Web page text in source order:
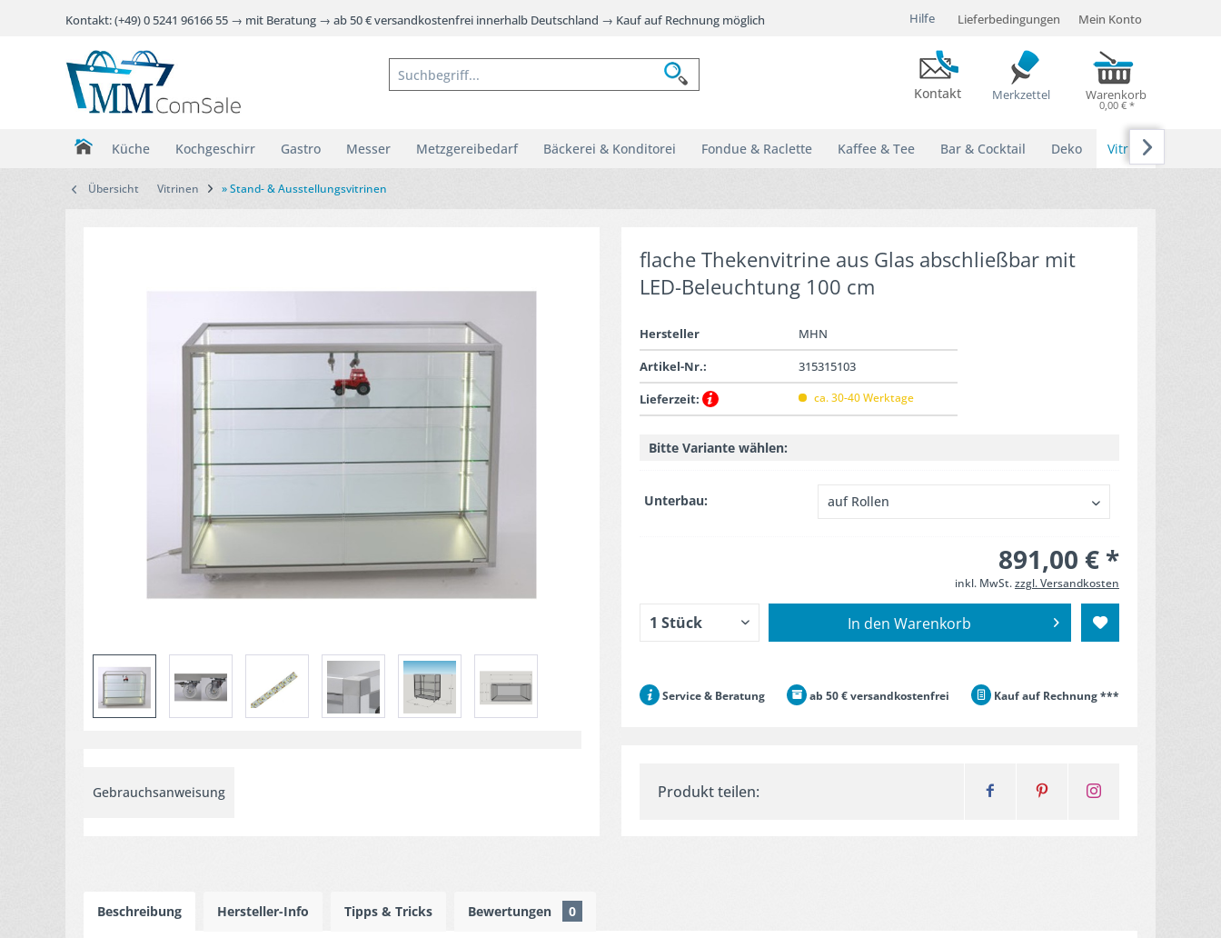
Hilfe Lieferbedingungen
Kontakt: (+49) 0 5241 96166 55 → mit Beratung → ab 50 € versandkostenfrei innerhalb Deutschland → Kauf auf Rechnung möglich
Kontakt Merkzettel
Mein Konto
Warenkorb
0,00 € *
Küche Kochgeschirr Gastro Messer Metzgereibedarf Bäckerei & Konditorei Fondue & Raclette Kaffee & Tee Bar & Cocktail Deko Vitrinen

Übersicht Vitrinen » Stand- & Ausstellungsvitrinen
Gebrauchsanweisung
flache Thekenvitrine aus Glas abschließbar mit
LED-Beleuchtung 100 cm
Hersteller
MHN
Artikel-Nr.:
315315103
Lieferzeit:
ca. 30-40 Werktage
Bitte Variante wählen:
Unterbau:
891,00 € *
inkl. MwSt.zzgl. Versandkosten
In den Warenkorb
Service & Beratung ab 50 € versandkostenfrei Kauf auf Rechnung ***
Produkt teilen:
Beschreibung Hersteller-Info Tipps & Tricks Bewertungen 0